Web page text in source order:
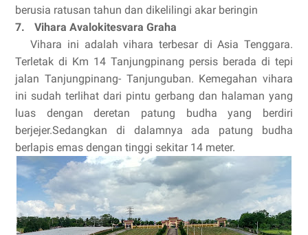
berusia ratusan tahun dan dikelilingi akar beringin
7.
Vihara Avalokitesvara Graha
ini adalah vihara terbesar di Asia Tenggara.
Terletak di Km 14 Tanjungpinang persis berada di tepi
jalan Tanjungpinang- Tanjunguban. Kemegahan vihara
ini sudah terlihat dari pintu gerbang dan halaman yang
luas dengan deretan patung budha yang berdiri
berjejer.Sedangkan di dalamnya ada patung budha
berlapis emas dengan tinggi sekitar 14 meter.